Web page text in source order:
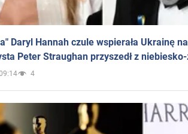
Daryl Hannah czule wspierała Ukrainę
Peter Straughan przyszedł z
4